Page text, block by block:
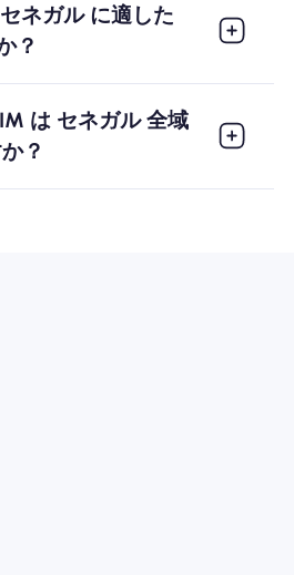
ネガル に適した
？
は セネガル 全域
？